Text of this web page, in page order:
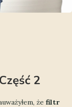
2
że filtr